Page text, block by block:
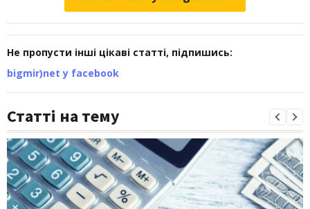
Не пропусти інші цікаві статті, підпишись:
bigmir)net у facebook
Статті на тему